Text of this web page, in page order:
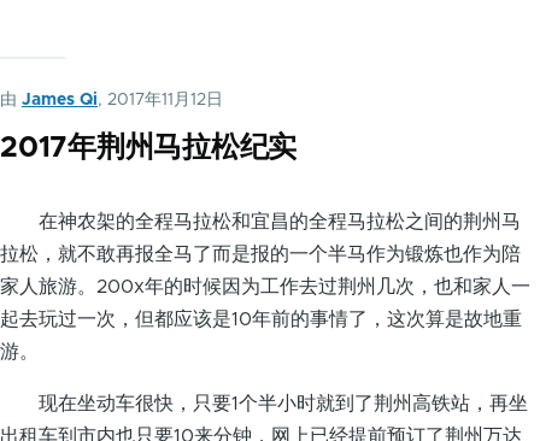
由 James Qi, 2017年11月12日
2017年荆州马拉松纪实
在神农架的全程马拉松和宜昌的全程马拉松之间的荆州马
拉松，就不敢再报全马了而是报的一个半马作为锻炼也作为陪
家人旅游。200x年的时候因为工作去过荆州几次，也和家人一
起去玩过一次，但都应该是10年前的事情了，这次算是故地重
游。
现在坐动车很快，只要1个半小时就到了荆州高铁站，再坐
出租车到市内也只要10来分钟，网上已经提前预订了荆州万达